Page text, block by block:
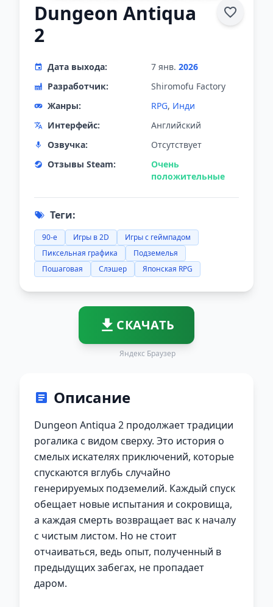
Dungeon Antiqua
2
Дата выхода: 7 янв. 2026
Разработчик:
Shiromofu Factory
Жанры:
RPG, Инди
Интерфейс:
Английский
Озвучка:
Отсутствует
Отзывы Steam:
Очень
положительные
Теги:
90-е Игры в 2D
Игры с геймпадом
Пиксельная графика
Подземелья
Пошаговая
Слэшер Японская RPG
СКАЧАТЬ
Яндекс Браузер
Описание
Dungeon Antiqua 2 продолжает традиции
рогалика с видом сверху. Это история о
смелых искателях приключений, которые
спускаются вглубь случайно
генерируемых подземелий. Каждый спуск
обещает новые испытания и сокровища,
а каждая смерть возвращает вас к началу
с чистым листом. Но не стоит
отчаиваться, ведь опыт, полученный в
предыдущих забегах, не пропадает
даром.